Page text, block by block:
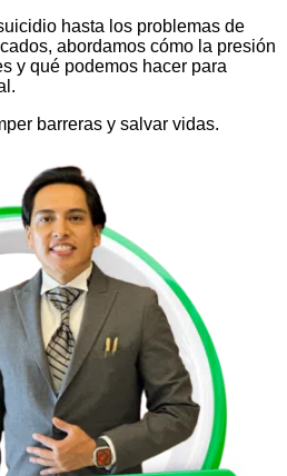
hasta los problemas de
abordamos cómo la presión
y qué podemos hacer para
barreras y salvar vidas.